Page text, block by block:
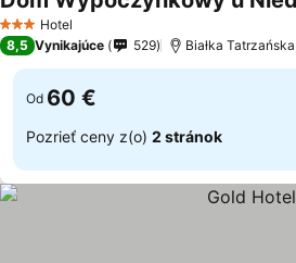
3 Počet hviezdičiek
Hotel
8,5 Vynikajúce 529 Białka
Od 60 €
Pozrieť ceny z(o) 2 stránok